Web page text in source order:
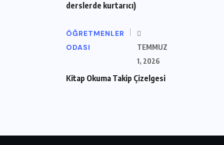
derslerde kurtarıcı)
ÖĞRETMENLER
ODASI
TEMMUZ
1, 2026
Kitap Okuma Takip Çizelgesi